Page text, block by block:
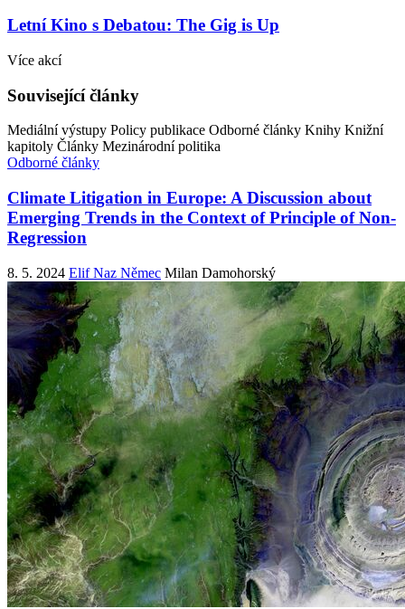
Letní Kino s Debatou: The Gig is Up
Více akcí
Související články
Mediální výstupy Policy publikace Odborné články Knihy Knižní
kapitoly Články Mezinárodní politika
Odborné články
Climate Litigation in Europe: A Discussion about
Emerging Trends in the Context of Principle of Non-
Regression
8. 5. 2024 Elif Naz Němec Milan Damohorský